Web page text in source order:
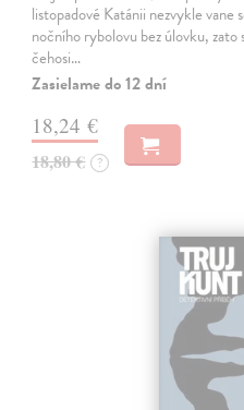
listopadové Katánii nezvykle vane
nočního rybolovu bez úlovku,
čehosi…
Zasielame do 12 dní
18,24 €
18,80 € ?